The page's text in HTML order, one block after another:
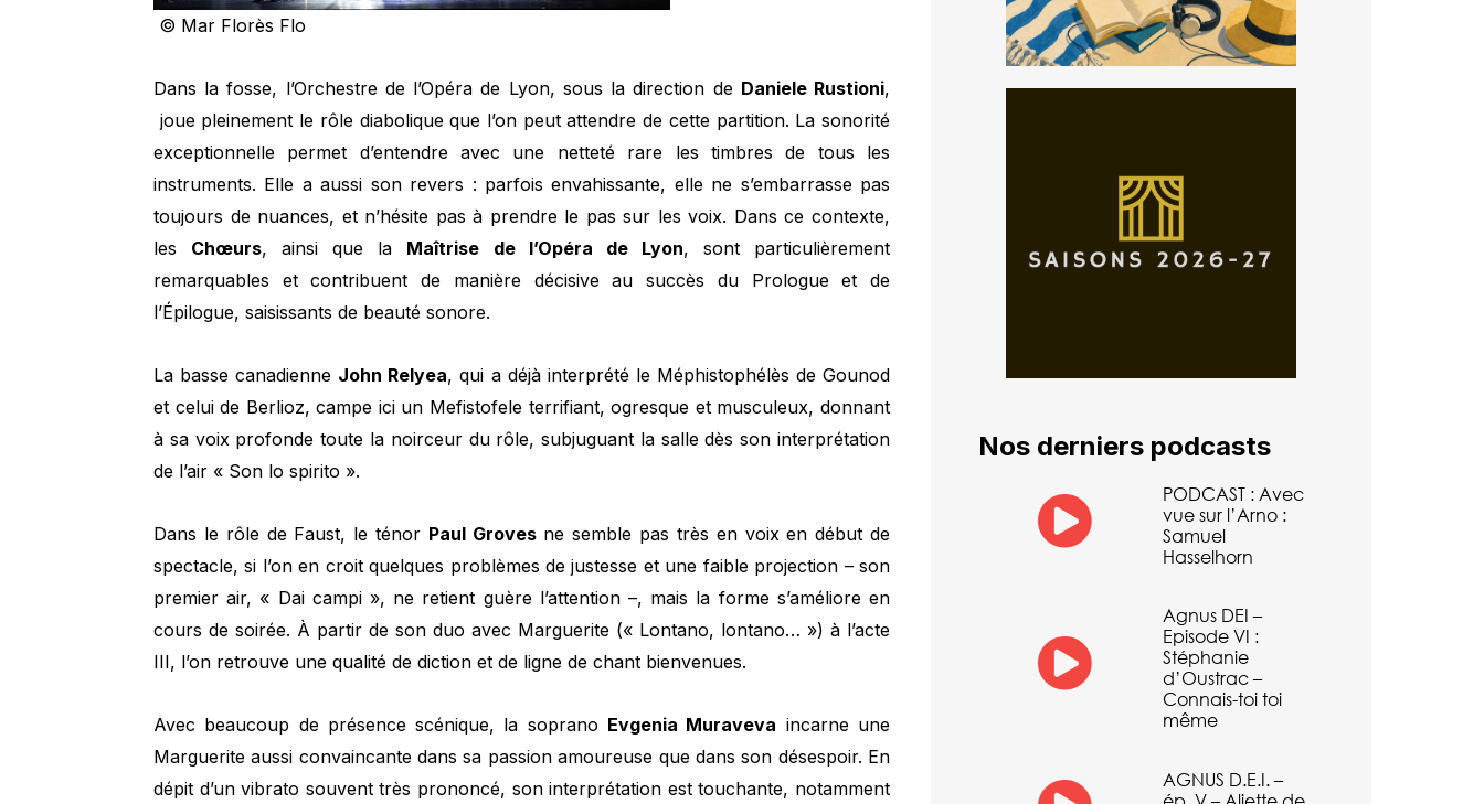
© Mar Florès Flo
Dans la fosse, l’Orchestre de l’Opéra de Lyon, sous la direction de Daniele Rustioni,
joue pleinement le rôle diabolique que l’on peut attendre de cette partition. La sonorité
exceptionnelle permet d’entendre avec une netteté rare les timbres de tous les
instruments. Elle a aussi son revers : parfois envahissante, elle ne s’embarrasse pas
toujours de nuances, et n’hésite pas à prendre le pas sur les voix. Dans ce contexte,
les Chœurs, ainsi que la Maîtrise de l’Opéra de Lyon, sont particulièrement
remarquables et contribuent de manière décisive au succès du Prologue et de
l’Épilogue, saisissants de beauté sonore.
La basse canadienne John Relyea, qui a déjà interprété le Méphistophélès de Gounod
et celui de Berlioz, campe ici un Mefistofele terrifiant, ogresque et musculeux, donnant
à sa voix profonde toute la noirceur du rôle, subjuguant la salle dès son interprétation
de l’air « Son lo spirito ».
Dans le rôle de Faust, le ténor Paul Grovesne semble pas très en voix en début de
spectacle, si l’on en croit quelques problèmes de justesse et une faible projection – son
premier air, « Dai campi », ne retient guère l’attention –, mais la forme s’améliore en
cours de soirée. À partir de son duo avec Marguerite (« Lontano, lontano… ») à l’acte
III, l’on retrouve une qualité de diction et de ligne de chant bienvenues.
Avec beaucoup de présence scénique, la soprano Evgenia Muraveva incarne une
Marguerite aussi convaincante dans sa passion amoureuse que dans son désespoir. En
dépit d’un vibrato souvent très prononcé, son interprétation est touchante, notamment
Nos derniers podcasts
PODCAST : Avec
vue sur l’Arno :
Samuel
Hasselhorn
Agnus DEI –
Episode VI :
Stéphanie
d’Oustrac –
Connais-toi toi
même
AGNUS D.E.I. –